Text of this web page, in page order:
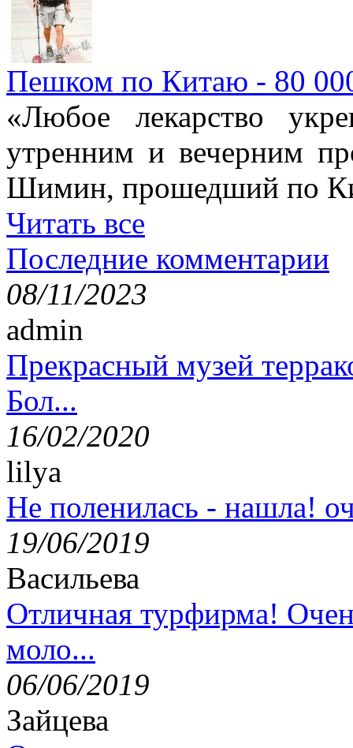
Пешком по Китаю - 80
«Любое лекарство
утренним и вечерним
Шимин, прошедший по
Читать все
Последние комментарии
08/11/2023
admin
Прекрасный музей
Бол...
16/02/2020
lilya
Не поленилась - нашла!
19/06/2019
Васильева
Отличная турфирма!
моло...
06/06/2019
Зайцева